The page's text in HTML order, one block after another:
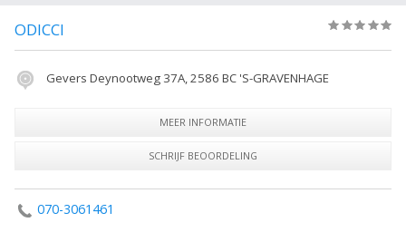
ODICCI
Gevers Deynootweg 37A, 2586 BC 'S-GRAVENHAGE
MEER INFORMATIE
SCHRIJF BEOORDELING
070-3061461